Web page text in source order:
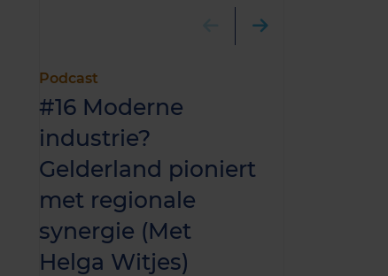
Podcast
#16 Moderne
industrie?
Gelderland pioniert
met regionale
synergie (Met
Helga Witjes)